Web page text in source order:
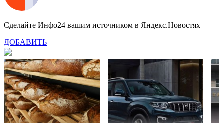
Сделайте Инфо24 вашим источником в Яндекс.Новостях
ДОБАВИТЬ